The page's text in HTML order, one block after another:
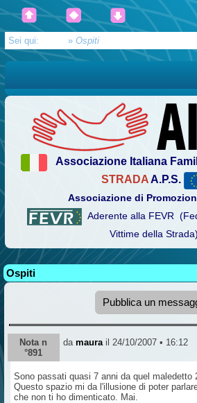
Sei qui: » Ospiti
Associazione Italiana
STRADAA.P.S.
Associazione di
Aderente alla FEVR
Vittime della Strada)
Ospiti
Pubblica un
Nota n
°891
da maura il 24/10/2007 • 16:12
Sono passati quasi 7 anni da quel maledetto
Questo spazio mi da l'illusione di poter
che non ti ho dimenticato. Mai.